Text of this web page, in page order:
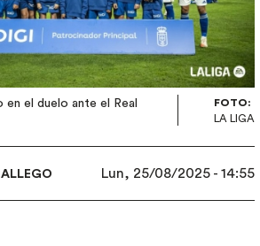
en el duelo ante el Real
FOTO:
LA LIGA
Lun, 25/08/2025 - 14:55